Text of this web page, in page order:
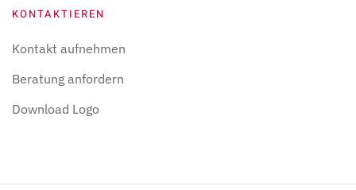
KONTAKTIEREN
Kontakt aufnehmen
Beratung anfordern
Download Logo